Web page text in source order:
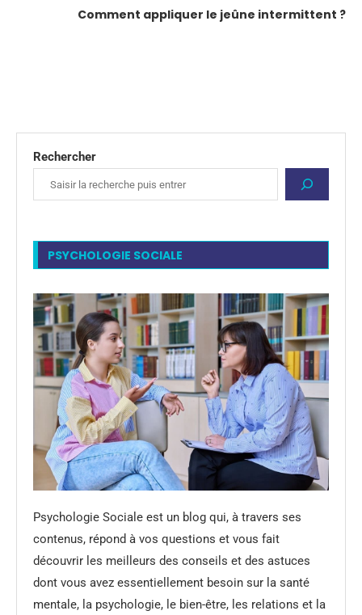
Comment appliquer le jeûne intermittent ?
Rechercher
PSYCHOLOGIE SOCIALE
Psychologie Sociale est un blog qui, à travers ses
contenus, répond à vos questions et vous fait
découvrir les meilleurs des conseils et des astuces
dont vous avez essentiellement besoin sur la santé
mentale, la psychologie, le bien-être, les relations et la